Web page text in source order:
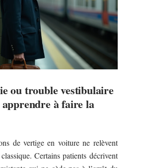
ou trouble vestibulaire
à faire la
de vertige en voiture ne relèvent
Certains patients décrivent